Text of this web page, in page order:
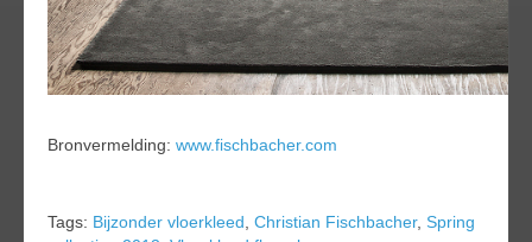
Bronvermelding: www.fischbacher.com
Tags: Bijzonder vloerkleed Christian Fischbacher, Spring